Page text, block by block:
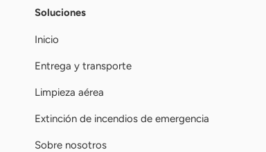
Soluciones
Inicio
Entrega y transporte
Limpieza aérea
Extinción de incendios de emergencia
Sobre nosotros